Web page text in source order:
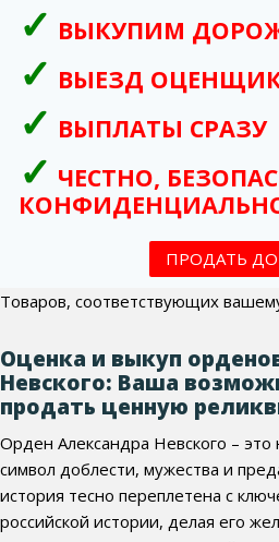
ВЫКУПИМ
ВЫЕЗД
ВЫПЛАТЫ СРАЗУ
ЧЕСТНО,
ПРОДАТЬ
Товаров, соответствующих
Оценка и выкуп
Невского: Ваша
продать ценную
Орден Александра Невского – это
символ доблести, мужества и
история тесно переплетена с
российской истории, делая его